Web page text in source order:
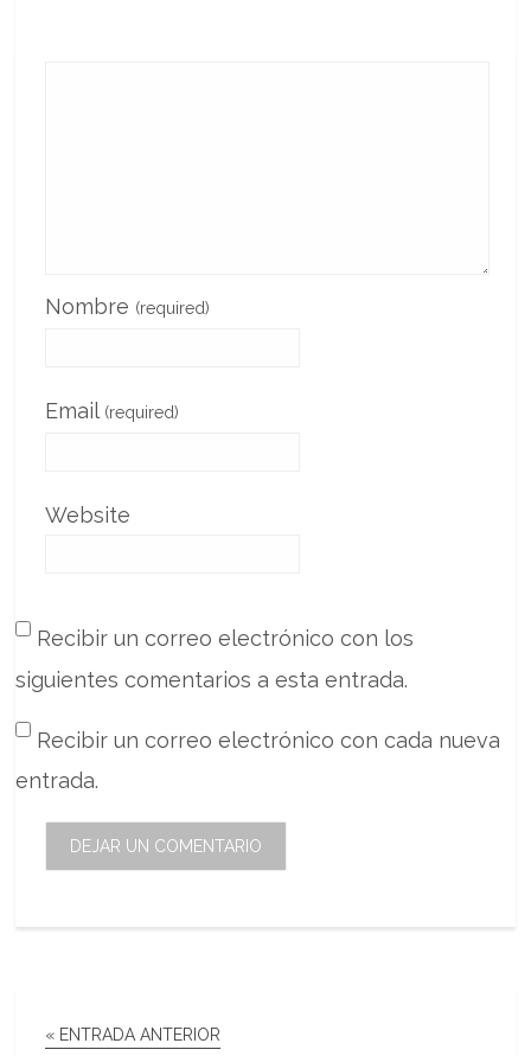
Nombre (required)
Email (required)
Website
Recibir un correo electrónico con los
siguientes comentarios a esta entrada.
Recibir un correo electrónico con cada nueva
entrada.
« ENTRADA ANTERIOR